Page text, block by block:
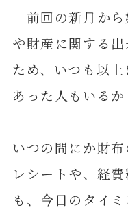
前回の新月から
や財産に関する
ため、いつも以
あった人もいるか
いつの間にか財
レシートや、経
も、今日のタイ